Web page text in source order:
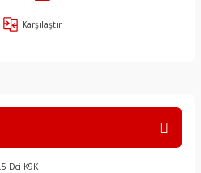
Karşılaştır
Dci K9K